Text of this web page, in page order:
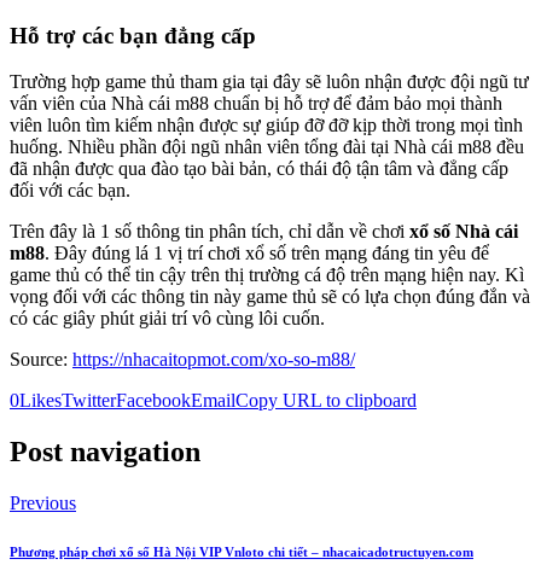
Hỗ trợ các bạn đẳng cấp
Trường hợp game thủ tham gia tại đây sẽ luôn nhận được đội ngũ tư
vấn viên của Nhà cái m88 chuẩn bị hỗ trợ để đảm bảo mọi thành
viên luôn tìm kiếm nhận được sự giúp đỡ đỡ kịp thời trong mọi tình
huống. Nhiều phần đội ngũ nhân viên tổng đài tại Nhà cái m88 đều
đã nhận được qua đào tạo bài bản, có thái độ tận tâm và đẳng cấp
đối với các bạn.
Trên đây là 1 số thông tin phân tích, chỉ dẫn về chơi xổ số Nhà cái
m88. Đây đúng lá 1 vị trí chơi xổ số trên mạng đáng tin yêu để
game thủ có thể tin cậy trên thị trường cá độ trên mạng hiện nay. Kì
vọng đối với các thông tin này game thủ sẽ có lựa chọn đúng đắn và
có các giây phút giải trí vô cùng lôi cuốn.
Source: https://nhacaitopmot.com/xo-so-m88/
0LikesTwitterFacebookEmailCopy URL to clipboard
Post navigation
Previous
Phương pháp chơi xổ số Hà Nội VIP Vnloto chi tiết – nhacaicadotructuyen.com